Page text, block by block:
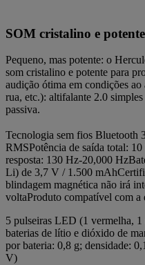
SOM cristalino e potente
Pequeno, mas potente: o
som cristalino e potente para
audição ótima em condições
rua, etc.): altifalante 2.0
passiva.
Tecnologia sem fios Bluetooth
RMSPotência de saída total:
resposta: 130 Hz-20,000
Li) de 3,7 V / 1.500
blindagem magnética não irá
voltaProduto compatível com a
5 pulseiras LED (1 vermelha,
baterias de lítio e dióxido de
por bateria: 0,8 g; densidade:
V)